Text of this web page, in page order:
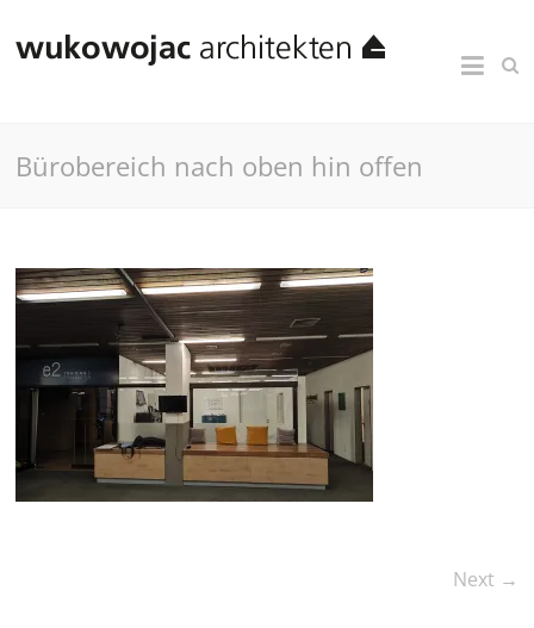
Bürobereich nach oben hin offen
Next →